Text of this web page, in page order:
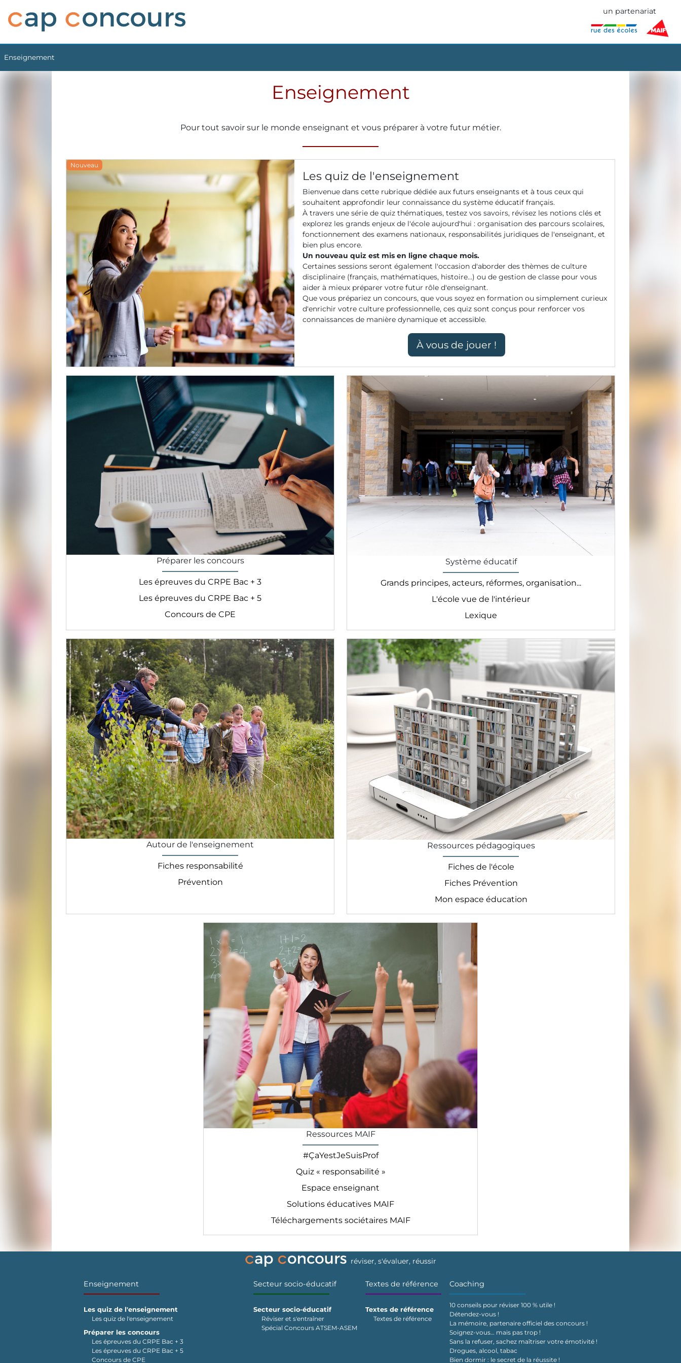
un partenariat
Enseignement
Enseignement
Pour tout savoir sur le monde enseignant et vous préparer à votre futur métier.
Nouveau
Les quiz de l'enseignement
Bienvenue dans cette rubrique dédiée aux futurs enseignants et à tous ceux qui
souhaitent approfondir leur connaissance du système éducatif français.
À travers une série de quiz thématiques, testez vos savoirs, révisez les notions clés et
explorez les grands enjeux de l'école aujourd'hui : organisation des parcours scolaires,
fonctionnement des examens nationaux, responsabilités juridiques de l'enseignant, et
bien plus encore.
Un nouveau quiz est mis en ligne chaque mois.
Certaines sessions seront également l'occasion d'aborder des thèmes de culture
disciplinaire (français, mathématiques, histoire…) ou de gestion de classe pour vous
aider à mieux préparer votre futur rôle d'enseignant.
Que vous prépariez un concours, que vous soyez en formation ou simplement curieux
d'enrichir votre culture professionnelle, ces quiz sont conçus pour renforcer vos
connaissances de manière dynamique et accessible.
À vous de jouer !
Préparer les concours
Les épreuves du CRPE Bac + 3
Les épreuves du CRPE Bac + 5
Concours de CPE
Système éducatif
Grands principes, acteurs, réformes, organisation...
L'école vue de l'intérieur
Lexique
Autour de l'enseignement
Fiches responsabilité
Prévention
Ressources pédagogiques
Fiches de l'école
Fiches Prévention
Mon espace éducation
Ressources MAIF
#ÇaYestJeSuisProf
Quiz « responsabilité »
Espace enseignant
Solutions éducatives MAIF
Téléchargements sociétaires MAIF
réviser, s'évaluer, réussir
Enseignement
Les quiz de l'enseignement
Les quiz de l'enseignement
Préparer les concours
Les épreuves du CRPE Bac + 3
Les épreuves du CRPE Bac + 5
Concours de CPE
Secteur socio-éducatif
Secteur socio-éducatif
Réviser et s'entraîner
Spécial Concours ATSEM-ASEM
Textes de référence
Textes de référence
Textes de référence
Coaching
10 conseils pour réviser 100 % utile !
Détendez-vous !
La mémoire, partenaire officiel des concours !
Soignez-vous… mais pas trop !
Sans la refuser, sachez maîtriser votre émotivité !
Drogues, alcool, tabac
Bien dormir : le secret de la réussite !